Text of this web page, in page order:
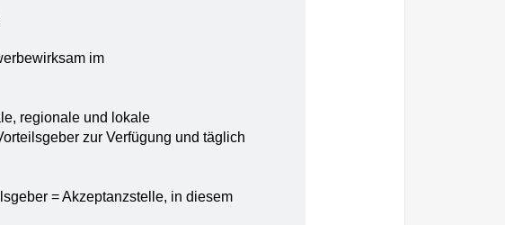
im
regionale und lokale
zur Verfügung und täglich
= Akzeptanzstelle, in diesem